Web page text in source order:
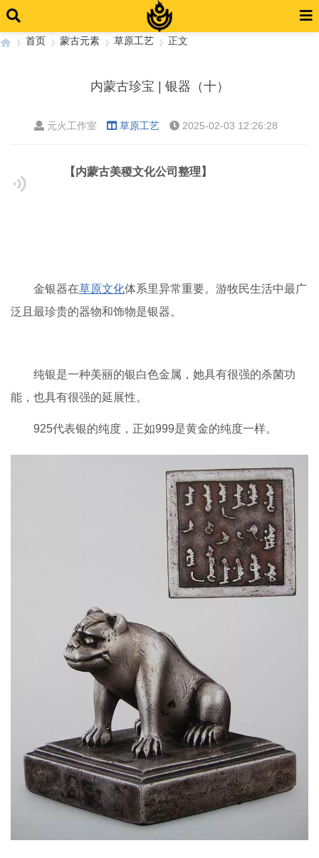
首页 蒙古元素 草原工艺 正文
内蒙古珍宝 | 银器（十）
元火工作室 草原工艺 2025-02-03 12:26:28
【内蒙古美稷文化公司整理】
金银器在草原文化体系里异常重要。游牧民生活中最广
泛且最珍贵的器物和饰物是银器。
纯银是一种美丽的银白色金属，她具有很强的杀菌功
能，也具有很强的延展性。
925代表银的纯度，正如999是黄金的纯度一样。